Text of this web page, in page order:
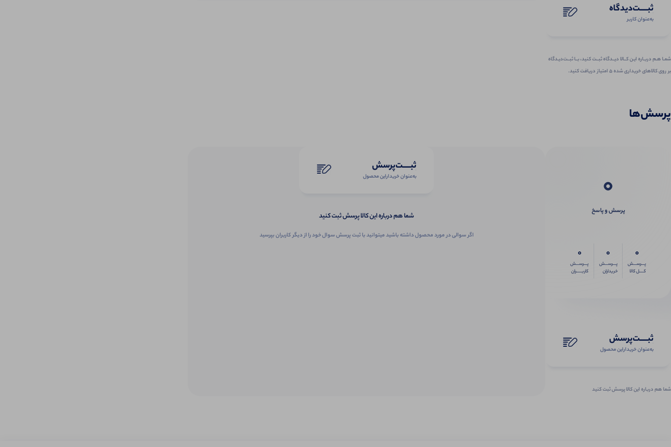
ثبـــــت‌دیدگاه
به‌عنوان کاربر
شمـا هـم دربـاره ایـن کــالا دیــدگاه ثبــت کنید، بــا ثبــت‌دیـدگاه
بر روی کالاهای خریداری شده ۵ امتیاز دریافت کنید.
پرسش‌ها
0
پرسش و پاسخ
0
پـــرســـش
کــــل کالا
0
پـــرســـش
خریداران
0
پـــرســـش
کاربـــــران
ثبـــــت‌پرسش
به‌عنوان ‌خریدار‌این‌ محصول
شما هم درباره این کالا پرسش ثبت کنید
ثبـــــت‌پرسش
به‌عنوان ‌خریدار‌این‌ محصول
شما هم درباره این کالا پرسش ثبت کنید
اگر سوالی در مورد محصول داشته باشید میتوانید با ثبت پرسش سوال خود را از دیگر کاربران بپرسید